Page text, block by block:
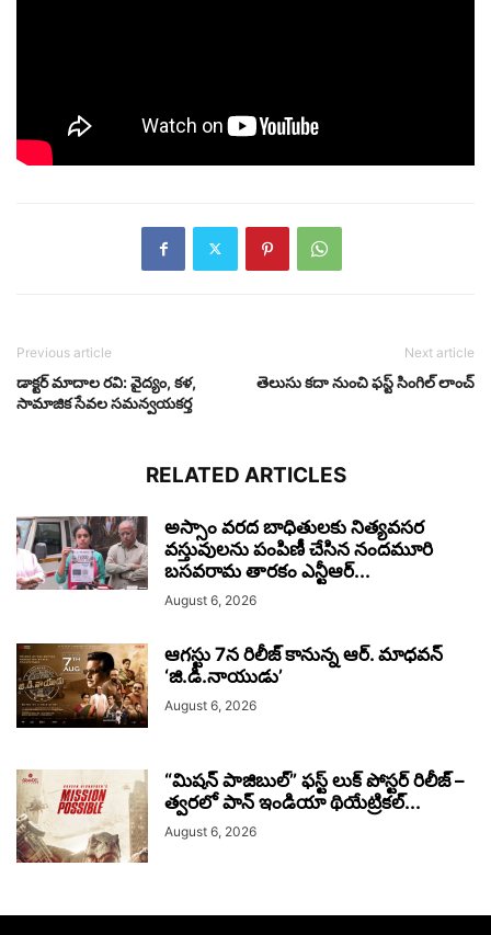
Previous article
డాక్టర్ మాదాల రవి: వైద్యం, కళ,
సామాజిక సేవల సమన్వయకర్త
Next article
తెలుసు కదా నుంచి ఫస్ట్ సింగిల్ లాంచ్
RELATED ARTICLES
అస్సాం వరద బాధితులకు నిత్యవసర
వస్తువులను పంపిణీ చేసిన నందమూరి
బసవరామ తారకం ఎన్టీఆర్...
August 6, 2026
ఆగస్టు 7న రిలీజ్ కానున్న ఆర్‌. మాధవన్‌
‘జి.డి.నాయుడు’
August 6, 2026
“మిషన్ పాజిబుల్” ఫస్ట్ లుక్ పోస్టర్ రిలీజ్ –
త్వరలో పాన్ ఇండియా థియేట్రికల్...
August 6, 2026